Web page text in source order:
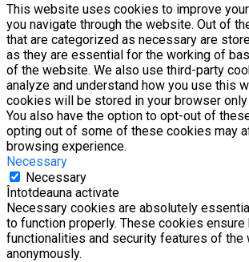
This website uses cookies to improve
you navigate through the website. Out of
that are categorized as necessary are
as they are essential for the working of
of the website. We also use third-party
analyze and understand how you use this
cookies will be stored in your browser
You also have the option to opt-out of
opting out of some of these cookies may
browsing experience.
Necessary
Necessary
Întotdeauna activate
Necessary cookies are absolutely
to function properly. These cookies ensure
functionalities and security features of the
anonymously.